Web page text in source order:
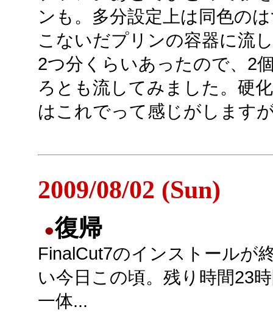
ンも。多分設定上は同色の
こないだプリンの容器に流
2つ分くらいあったので、2
ろとも流してみました。硬
はこれでって感じがします
2009/08/02 (Sun)
●復帰
FinalCut7のインストールが
い今日この頃。残り時間23
一体...